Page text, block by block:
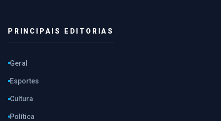
PRINCIPAIS EDITORIAS
Geral
Esportes
Cultura
Política